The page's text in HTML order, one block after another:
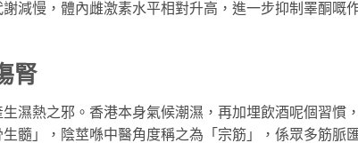
減慢，體內雌激素水平相對升高，進一步抑制睪酮嘅
腎
濕熱之邪。香港本身氣候潮濕，再加埋飲酒呢個習慣
髓」，陰莖喺中醫角度稱之為「宗筋」，係眾多筋脈